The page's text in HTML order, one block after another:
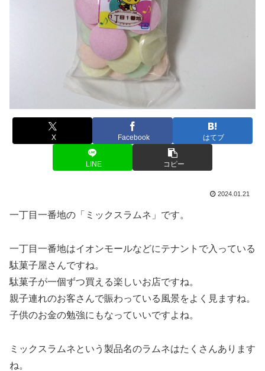
X Facebook はてブ
LINE コピー
2024.01.21
一丁目一番地の「ミックスラムネ」です。
一丁目一番地はイオンモールなどにテナントで入っている
駄菓子屋さんですね。
駄菓子が一個ずつ買える楽しいお店ですね。
親子連れのお客さんで賑わっている風景をよく見ますね。
子供のお金の勉強にもなっていいですよね。
ミックスラムネという製品名のラムネはたくさんあります
ね。